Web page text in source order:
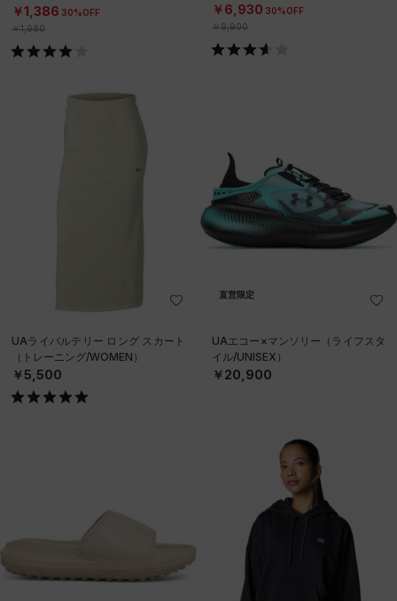
KIDS）
￥1,386 30%OFF
￥1,980
￥6,930 30%OFF
￥9,900
UAライバルテリー ロング スカート
（トレーニング/WOMEN）
￥5,500
直営限定
UAエコー×マンソリー（ライフスタ
イル/UNISEX）
￥20,900